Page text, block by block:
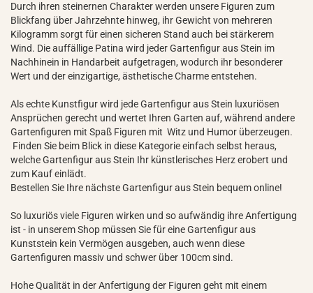
Durch ihren steinernen Charakter werden unsere Figuren zum
Blickfang über Jahrzehnte hinweg, ihr Gewicht von mehreren
Kilogramm sorgt für einen sicheren Stand auch bei stärkerem
Wind. Die auffällige Patina wird jeder Gartenfigur aus Stein im
Nachhinein in Handarbeit aufgetragen, wodurch ihr besonderer
Wert und der einzigartige, ästhetische Charme entstehen.
Als echte Kunstfigur wird jede Gartenfigur aus Stein luxuriösen
Ansprüchen gerecht und wertet Ihren Garten auf, während andere
Gartenfiguren mit Spaß Figuren mit Witz und Humor überzeugen.
Finden Sie beim Blick in diese Kategorie einfach selbst heraus,
welche Gartenfigur aus Stein Ihr künstlerisches Herz erobert und
zum Kauf einlädt.
Bestellen Sie Ihre nächste Gartenfigur aus Stein bequem online!
So luxuriös viele Figuren wirken und so aufwändig ihre Anfertigung
ist - in unserem Shop müssen Sie für eine Gartenfigur aus
Kunststein kein Vermögen ausgeben, auch wenn diese
Gartenfiguren massiv und schwer über 100cm sind.
Hohe Qualität in der Anfertigung der Figuren geht mit einem